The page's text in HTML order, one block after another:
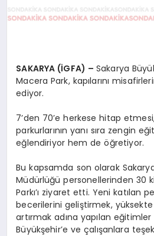
TEKNOLOJI
SAKARYA (İGFA) –Sakarya
Macera Park, kapılarını
ediyor.
7’den 70’e herkese hitap
parkurlarının yanı sıra zengin
eğlendiriyor hem de öğretiyor.
Bu kapsamda son olarak
Müdürlüğü personellerinden 30
Parkı’ı ziyaret etti. Yeni katılan
becerilerini geliştirmek,
artırmak adına yapılan eğitimler
Büyükşehir’e ve çalışanlara